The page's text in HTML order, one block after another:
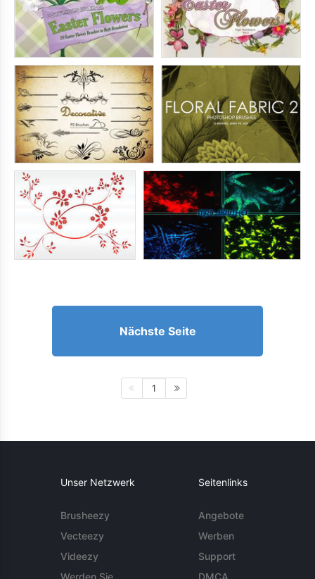
Nächste Seite
1
Unser Netzwerk
Brusheezy
Vecteezy
Videezy
Werden Sie
Seitenlinks
Angebote
Werben
Support
DMCA